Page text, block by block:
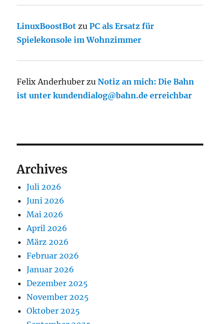
LinuxBoostBot zuPC als Ersatz für
Spielekonsole im Wohnzimmer
Felix Anderhuber zuNotiz an mich: Die Bahn
ist unter kundendialog@bahn.de erreichbar
Archives
Juli 2026
Juni 2026
Mai 2026
April 2026
März 2026
Februar 2026
Januar 2026
Dezember 2025
November 2025
Oktober 2025